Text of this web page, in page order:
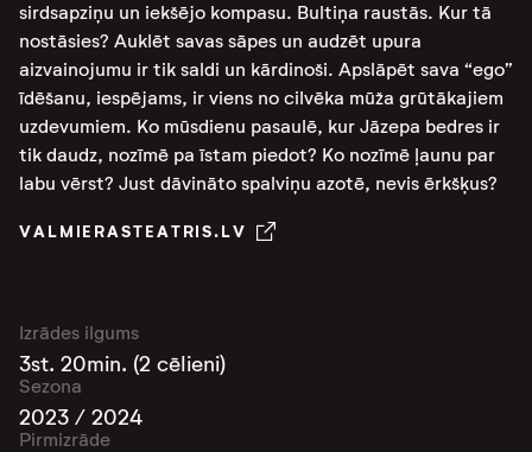
sirdsapziņu un iekšējo kompasu. Bultiņa raustās. Kur tā
nostāsies? Auklēt savas sāpes un audzēt upura
aizvainojumu ir tik saldi un kārdinoši. Apslāpēt sava “ego”
īdēšanu, iespējams, ir viens no cilvēka mūža grūtākajiem
uzdevumiem. Ko mūsdienu pasaulē, kur Jāzepa bedres ir
tik daudz, nozīmē pa īstam piedot? Ko nozīmē ļaunu par
labu vērst? Just dāvināto spalviņu azotē, nevis ērkšķus?
VALMIERASTEATRIS.LV
Izrādes ilgums
3st. 20min. (2 cēlieni)
Sezona
2023 / 2024
Pirmizrāde